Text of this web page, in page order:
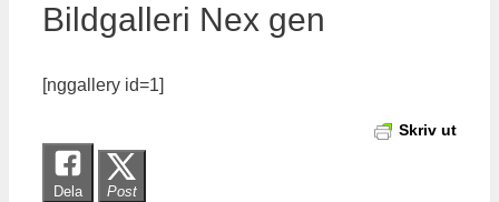
Bildgalleri Nex gen
[nggallery id=1]
Skriv ut
Dela Post